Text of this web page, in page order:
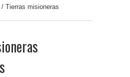
/ Tierras misioneras